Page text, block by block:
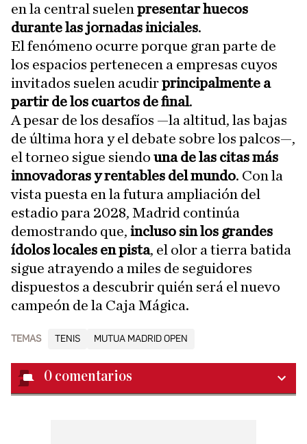
en la central suelen presentar huecos
durante las jornadas iniciales.
El fenómeno ocurre porque gran parte de
los espacios pertenecen a empresas cuyos
invitados suelen acudirprincipalmente a
partir de los cuartos de final.
A pesar de los desafíos —la altitud, las bajas
de última hora y el debate sobre los palcos—,
el torneo sigue siendo una de las citas más
innovadoras y rentables del mundo. Con la
vista puesta en la futura ampliación del
estadio para 2028, Madrid continúa
demostrando que, incluso sin los grandes
ídolos locales en pista, el olor a tierra batida
sigue atrayendo a miles de seguidores
dispuestos a descubrir quién será el nuevo
campeón de la Caja Mágica.
TEMAS TENIS MUTUA MADRID OPEN
0 comentarios